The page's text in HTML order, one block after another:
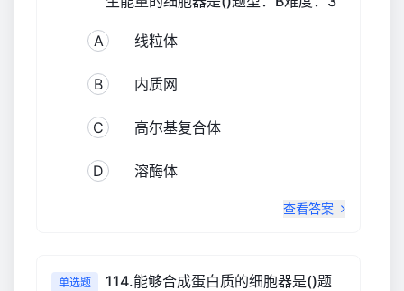
A 线粒体
B 内质网
C 高尔基复合体
D 溶酶体
查看答案
单选题
114.能够合成蛋白质的细胞器是()题